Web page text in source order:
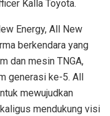
Kalla Toyota.
Energy, All New
berkendara yang
dan mesin TNGA,
generasi ke-5. All
mewujudkan
mendukung visi